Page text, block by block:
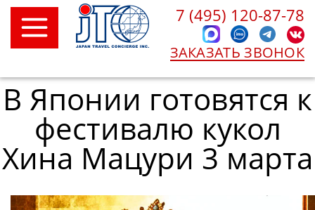
7 (495) 120-87-78
ЗАКАЗАТЬ ЗВОНОК
В Японии готовятся к
фестивалю кукол
Хина Мацури 3 марта